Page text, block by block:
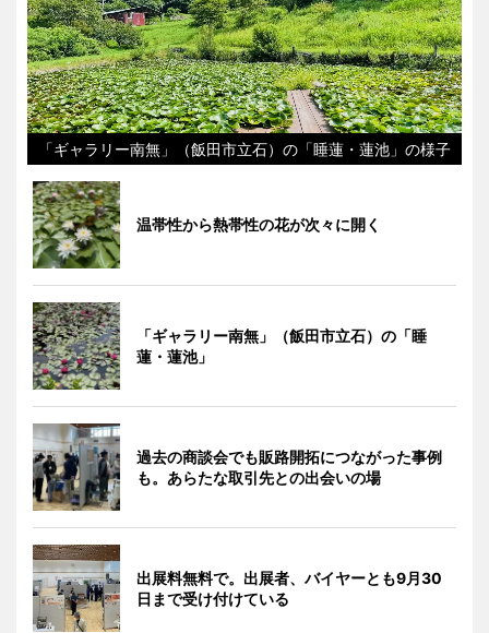
「ギャラリー南無」（飯田市立石）の「睡蓮・蓮池」の様子
温帯性から熱帯性の花が次々に開く
「ギャラリー南無」（飯田市立石）の「睡
蓮・蓮池」
過去の商談会でも販路開拓につながった事例
も。あらたな取引先との出会いの場
出展料無料で。出展者、バイヤーとも9月30
日まで受け付けている